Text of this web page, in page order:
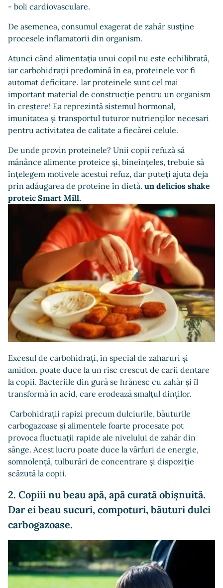
- boli cardiovasculare.
De asemenea, consumul exagerat de zahăr susține
procesele inflamatorii din organism.
Atunci când alimentația unui copil nu este echilibrată,
iar carbohidrații predomină în ea, proteinele vor fi
automat deficitare. Iar proteinele sunt cel mai
important material de construcție pentru un organism
în creștere! Ea reprezintă sistemul hormonal,
imunitatea și transportul tuturor nutrienților necesari
pentru activitatea de calitate a fiecărei celule.
De unde provin proteinele? Unii copii refuză să
mănânce alimente proteice și, bineînțeles, trebuie să
înțelegem motivele acestui refuz, dar puteți ajuta deja
prin adăugarea de proteine în dietă. un delicios shake
proteic Smart Mill.
Excesul de carbohidrați, în special de zaharuri și
amidon, poate duce la un risc crescut de carii dentare
la copii. Bacteriile din gură se hrănesc cu zahăr și îl
transformă în acid, care erodează smalțul dinților.
Carbohidrații rapizi precum dulciurile, băuturile
carbogazoase și alimentele foarte procesate pot
provoca fluctuații rapide ale nivelului de zahăr din
sânge. Acest lucru poate duce la vârfuri de energie,
somnolență, tulburări de concentrare și dispoziție
scăzută la copii.
2. Copiii nu beau apă, apă curată obișnuită.
Dar ei beau sucuri, compoturi, băuturi dulci
carbogazoase.